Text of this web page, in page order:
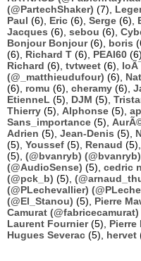
(@PartechShaker) (7),
Paul (6), Eric (6), Serge (6),
Jacques (6), sebou (6),
Bonjour Bonjour(6), boris
(6), Richard T (6), PEAI60
Richard (6), tvtweet (6),
(@_matthieudufour) (6),
(6), romu (6), cheramy (6),
EtienneL (5), DJM (5),
Thierry (5), Alphonse (5),
Sans_importance (5),
Adrien (5), Jean-Denis (5),
(5), Youssef (5), Renaud (5),
(5), (@bvanryb) (@bvanryb)
(@AudioSense) (5), cedric
(@pck_b) (5),
(@PLechevallier)
(@El_Stanou) (5), Pierre
Camurat (@fabricecamurat)
Laurent Fournier(5), Pierre
Hugues Severac (5), hervet